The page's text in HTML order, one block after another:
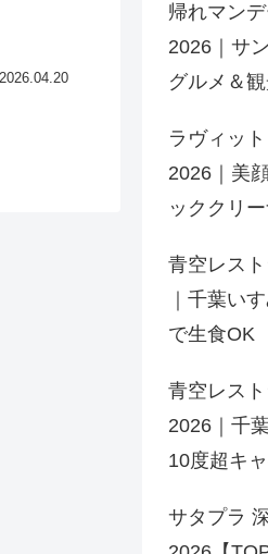
2026.04.20
帰れマン
2026｜サ
グルメ＆
ラヴィッ
2026｜美
ッククリ
青空レス
｜千葉い
で生食OK
青空レス
2026｜千
10度超キ
サタプラ